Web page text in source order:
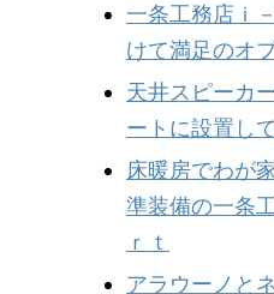
一条工務店ｉ
けて満足のオ
天井スピーカ
ートに設置し
床暖房でわが
準装備の一条
ｒｔ
アラウーノと